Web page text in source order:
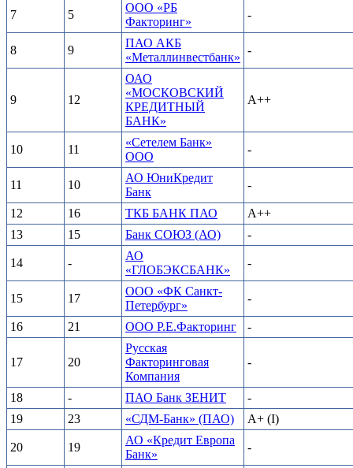
7 5
ООО «РБ
Факторинг»
-
8 9
ПАО АКБ
«Металлинвестбанк»
-
9 12
ОАО
«МОСКОВСКИЙ
КРЕДИТНЫЙ
БАНК»
A++
10 11
«Сетелем Банк»
ООО
-
11 10
АО ЮниКредит
Банк
-
12 16 ТКБ БАНК ПАО
A++
13
15 Банк СОЮЗ (АО) -
14 -
АО
«ГЛОБЭКСБАНК»
-
15 17
ООО «ФК Санкт-
Петербург»
-
16 21 ООО Р.Е.Факторинг -
17 20
Русская
Факторинговая
Компания
-
18 - ПАО Банк ЗЕНИТ
-
19
23 «СДМ-Банк» (ПАО) А+ (I)
20 19
АО «Кредит Европа
Банк»
-